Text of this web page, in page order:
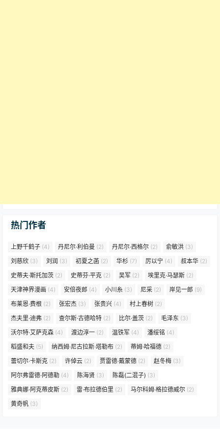
热门作者
上野千鹤子 (4) 丹尼尔·利伯曼 (2) 丹尼尔·西格尔 (2) 俞敏洪 (3)
刘慈欣 (3) 刘润 (3) 初夏之菡 (2) 华杉 (7) 厉以宁 (4) 叔本华 (2)
史蒂夫·斯托加茨 (2) 史蒂芬·平克 (2) 吴军 (2) 埃里克·马瑟斯 (2)
天津神界漫画 (4) 安倍夜郎 (4) 小川糸 (3) 尼采 (2) 岸见一郎 (9)
布莱恩·费根 (2) 张宏杰 (3) 张贵兴 (4) 村上春树 (2)
杰夫里·迪弗 (2) 查尔斯·古德哈特 (2) 比尔·盖茨 (2) 毛泽东 (3)
沃尔特·艾萨克森 (4) 渡边淳一 (2) 温铁军 (4) 潘绥铭 (4)
稻盛和夫 (5) 纳西姆·尼古拉斯·塔勒布 (2) 蒂姆·哈福德 (2)
蕾切尔·卡斯克 (2) 许倬云 (2) 贾雷德·戴蒙德 (2) 赵冬梅 (3)
阿尔弗雷德·阿德勒 (4) 陈海贤 (3) 陈磊(二混子) (3)
雅典娜·阿克蒂皮斯 (2) 雷·布拉德伯里 (2) 马尔科姆·格拉德威尔 (2)
黄奇帆 (3)